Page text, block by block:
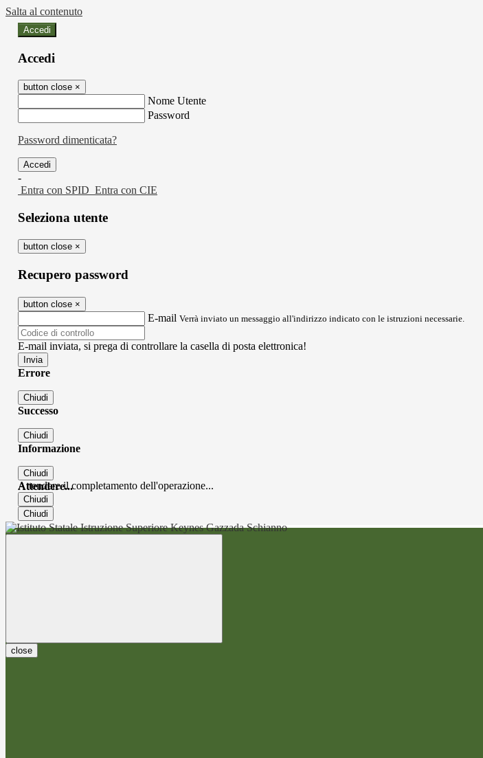
Salta al contenuto
Accedi
Accedi
button close ×
Nome Utente
Password
Password dimenticata?
-
Entra con SPID Entra con CIE
Seleziona utente
button close ×
Recupero password
button close ×
E-mail Verrà inviato un messaggio all'indirizzo indicato con le istruzioni necessarie.
E-mail inviata, si prega di controllare la casella di posta elettronica!
Errore
Chiudi
Successo
Chiudi
Informazione
Chiudi
Attendere...
Attendere il completamento dell'operazione...
Chiudi
Chiudi
close